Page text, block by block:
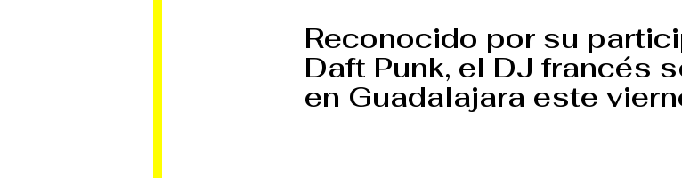
Reconocido por su
Daft Punk, el DJ francés
en Guadalajara este